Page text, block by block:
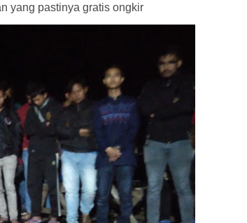
yang pastinya gratis ongkir